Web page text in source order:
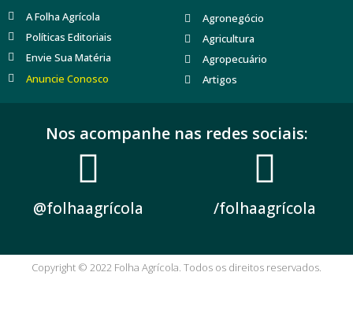
A Folha Agrícola
Políticas Editoriais
Envie Sua Matéria
Anuncie Conosco
Agronegócio
Agricultura
Agropecuário
Artigos
Nos acompanhe nas redes sociais:
@folhaagrícola /folhaagrícola
Copyright © 2022 Folha Agrícola. Todos os direitos reservados.